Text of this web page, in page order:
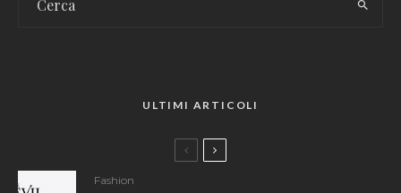
ULTIMI ARTICOLI
Fashion